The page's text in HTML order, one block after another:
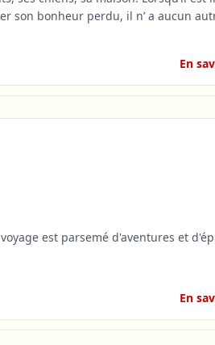
son bonheur perdu, il n’ a aucun
En
est parsemé d'aventures et
En